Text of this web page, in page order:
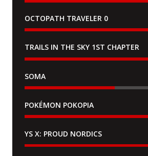
OCTOPATH TRAVELER 0
TRAILS IN THE SKY 1ST CHAPTER
SOMA
POKÉMON POKOPIA
YS X: PROUD NORDICS